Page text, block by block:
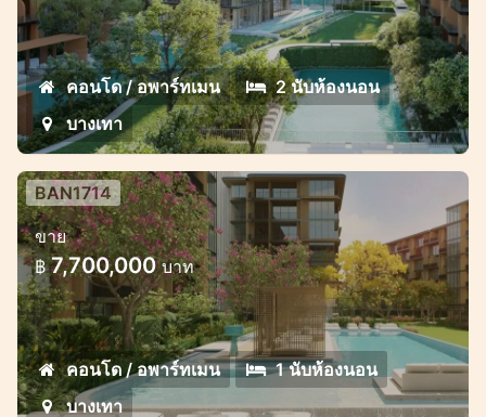
โครงการคอนโดมิเนียมคุณภาพสูงสุดพิเศษ
พร้อมโอกาสการชำระเงินที่ยอดเยี่ยม
คอนโด / อพาร์ทเมน
2 นับห้องนอน
บางเทา
โครงการคอนโดมิเนียมหรูสไตล์แมริออท
ใจกลางบางเทา
โครงการคอนโดมิเนียมคุณภาพสูงสุดพิเศษ
พร้อมโอกาสการชำระเงินที่ยอดเยี่ยม
BAN1714
ขาย
฿ 7,700,000บาท
คอนโด / อพาร์ทเมน
1 นับห้องนอน
บางเทา